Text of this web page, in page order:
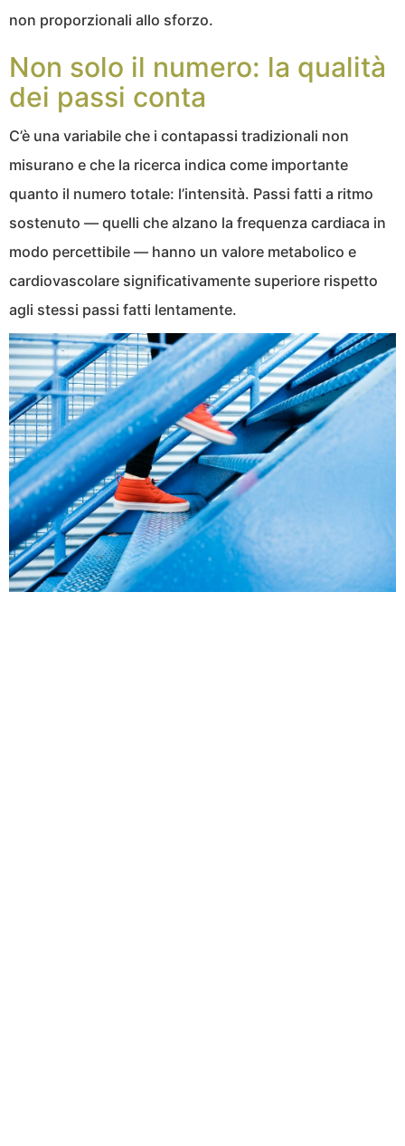
non proporzionali allo sforzo.
Non solo il numero: la qualità
dei passi conta
C’è una variabile che i contapassi tradizionali non
misurano e che la ricerca indica come importante
quanto il numero totale: l’intensità. Passi fatti a ritmo
sostenuto — quelli che alzano la frequenza cardiaca in
modo percettibile — hanno un valore metabolico e
cardiovascolare significativamente superiore rispetto
agli stessi passi fatti lentamente.